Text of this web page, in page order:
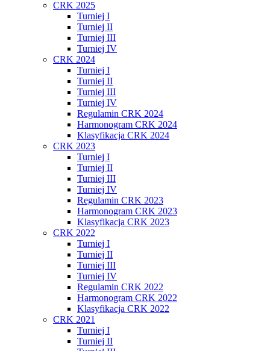
CRK 2025
Turniej I
Turniej II
Turniej III
Turniej IV
CRK 2024
Turniej I
Turniej II
Turniej III
Turniej IV
Regulamin CRK 2024
Harmonogram CRK 2024
Klasyfikacja CRK 2024
CRK 2023
Turniej I
Turniej II
Turniej III
Turniej IV
Regulamin CRK 2023
Harmonogram CRK 2023
Klasyfikacja CRK 2023
CRK 2022
Turniej I
Turniej II
Turniej III
Turniej IV
Regulamin CRK 2022
Harmonogram CRK 2022
Klasyfikacja CRK 2022
CRK 2021
Turniej I
Turniej II